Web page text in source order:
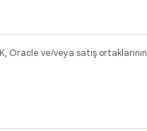
Oracle ve/veya satış ortaklarının